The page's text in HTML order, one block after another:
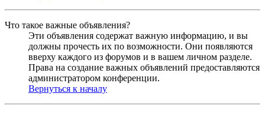
Что такое важные объявления?
Эти объявления содержат важную информацию, и вы
должны прочесть их по возможности. Они появляются
вверху каждого из форумов и в вашем личном разделе.
Права на создание важных объявлений предоставляются
администратором конференции.
Вернуться к началу